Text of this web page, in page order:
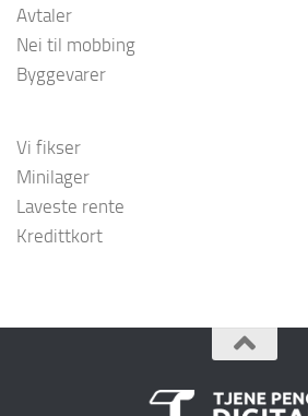
Avtaler
Nei til mobbing
Byggevarer
Vi fikser
Minilager
Laveste rente
Kredittkort